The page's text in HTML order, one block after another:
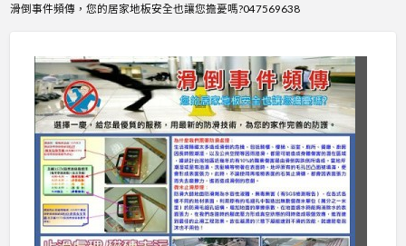
滑倒事件頻傳，您的居家地板安全也讓您擔憂嗎?047569638